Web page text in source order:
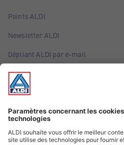
Points ALDI
Newsletter ALDI
Dépliant ALDI par e-mail
Offres
Infos essentielles
Suivez ALDI Belgique